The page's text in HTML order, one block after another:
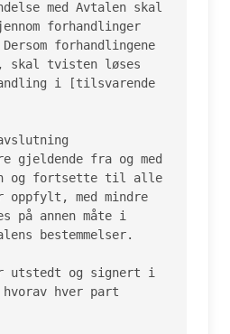
med Avtalen skal
forhandlinger
forhandlingene
skal tvisten løses
i [tilsvarende
gjeldende fra og med
og fortsette til alle
med mindre
på annen måte i
bestemmelser.
utstedt og signert i
hver part